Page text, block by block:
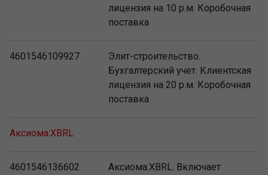
лицензия на 10 р.м. Коробочная
поставка
4601546109927
Элит-строительство.
Бухгалтерский учет. Клиентская
лицензия на 20 р.м. Коробочная
поставка
Аксиома:XBRL
4601546136602
Аксиома:XBRL. Включает